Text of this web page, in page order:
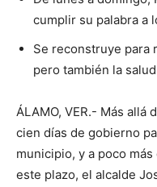
cumplir su palabra a
Se reconstruye para
pero también la
ÁLAMO, VER.- Más
cien días de gobierno
municipio, y a poco
este plazo, el alcalde